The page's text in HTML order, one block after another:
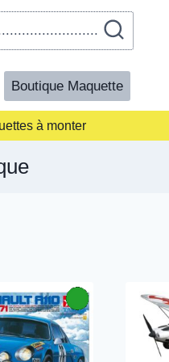
Boutique Maquette
à monter